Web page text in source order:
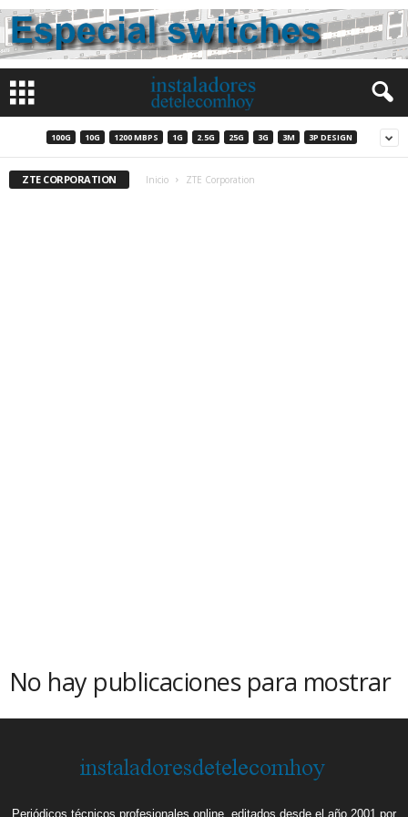
100G 10G 1200 MBPS 1G 2.5G 25G 3G 3M 3P DESIGN
ZTE CORPORATION Inicio ZTE Corporation
No hay publicaciones para mostrar
Periódicos técnicos profesionales online, editados desde el año 2001 por